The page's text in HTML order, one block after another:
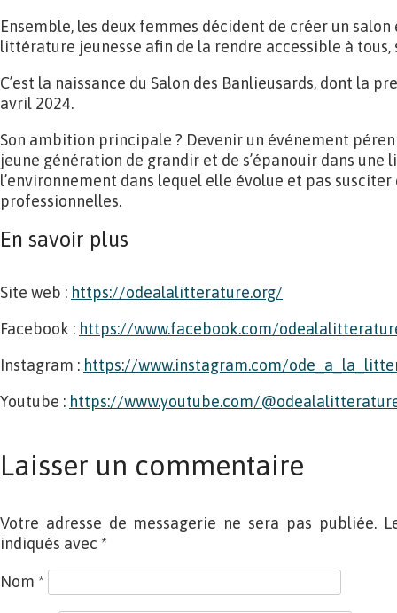
Ensemble, les deux femmes décident de créer un
littérature jeunesse afin de la rendre accessible à tous,
C’est la naissance du Salon des Banlieusards, dont la
avril 2024.
Son ambition principale ? Devenir un événement
jeune génération de grandir et de s’épanouir dans
l’environnement dans lequel elle évolue et pas susciter
professionnelles.
En savoir plus
Site web : https://odealalitterature.org/
Facebook : https://www.facebook.com/
Instagram : https://www.instagram.com/
Youtube : https://www.youtube.com/
Laisser un commentaire
Votre adresse de messagerie ne sera pas publiée.
indiqués avec *
Nom *